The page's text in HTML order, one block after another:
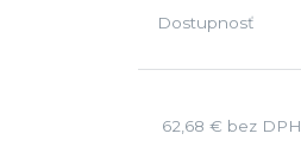
Dostupnosť
62,68 € bez DPH